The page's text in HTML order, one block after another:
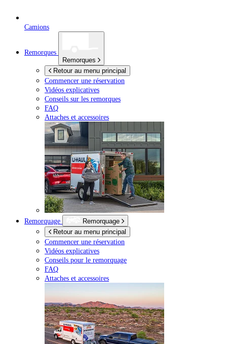
Camions
Remorques
Remorques
Retour au menu principal
Commencer une réservation
Vidéos explicatives
Conseils sur les remorques
FAQ
Attaches et accessoires
Remorquage
Remorquage
Retour au menu principal
Commencer une réservation
Vidéos explicatives
Conseils pour le remorquage
FAQ
Attaches et accessoires